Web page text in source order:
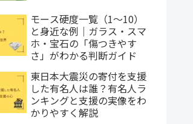
モース硬度一覧（1〜10）
と身近な例｜ガラス・スマ
ホ・宝石の「傷つきやす
さ」がわかる判断ガイド
東日本大震災の寄付を支援
した有名人は誰？有名人ラ
ンキングと支援の実像をわ
かりやすく解説